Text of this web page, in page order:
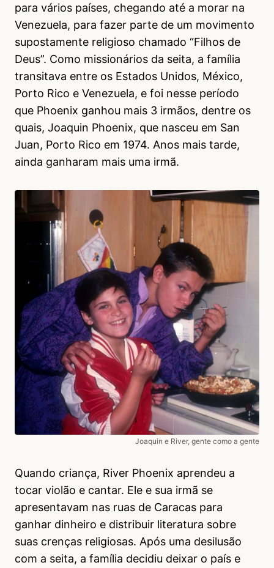
para vários países, chegando até a morar na
Venezuela, para fazer parte de um movimento
supostamente religioso chamado “Filhos de
Deus”. Como missionários da seita, a família
transitava entre os Estados Unidos, México,
Porto Rico e Venezuela, e foi nesse período
que Phoenix ganhou mais 3 irmãos, dentre os
quais, Joaquin Phoenix, que nasceu em San
Juan, Porto Rico em 1974. Anos mais tarde,
ainda ganharam mais uma irmã.
Joaquin e River, gente como a gente
Quando criança, River Phoenix aprendeu a
tocar violão e cantar. Ele e sua irmã se
apresentavam nas ruas de Caracas para
ganhar dinheiro e distribuir literatura sobre
suas crenças religiosas. Após uma desilusão
com a seita, a família decidiu deixar o país e